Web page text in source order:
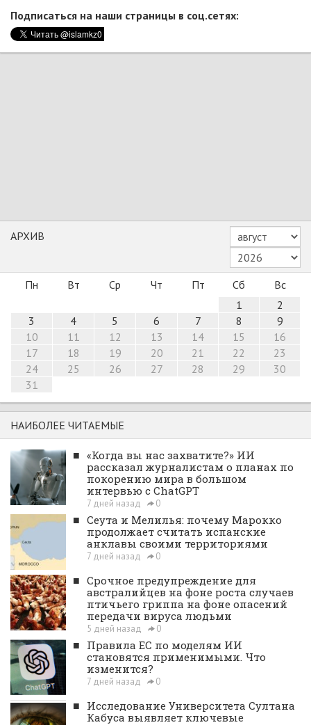
Подписаться на наши страницы в соц.сетях:
АРХИВ
Пн Вт Ср Чт Пт Сб
Вс
1
2
3
4 5 6 7 8
9
10
11 12 13 14 15
16
17
18 19 20 21 22
23
24
25 26 27 28 29
30
31
НАИБОЛЕЕ ЧИТАЕМЫЕ
■ «Когда вы нас захватите?» ИИ
рассказал журналистам о планах по
покорению мира в большом
интервью с ChatGPT
7 дней назад 0
■ Сеута и Мелилья: почему Марокко
продолжает считать испанские
анклавы своими территориями
7 дней назад 0
■ Срочное предупреждение для
австралийцев на фоне роста случаев
птичьего гриппа на фоне опасений
передачи вируса людьми
5 дней назад 0
■ Правила ЕС по моделям ИИ
становятся применимыми. Что
изменится?
7 дней назад 0
■ Исследование Университета Султана
Кабуса выявляет ключевые